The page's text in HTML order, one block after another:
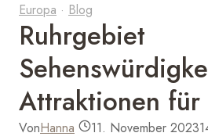
Europa · Blog
Ruhrgebiet
Attraktionen für
VonHanna 11. November 2023